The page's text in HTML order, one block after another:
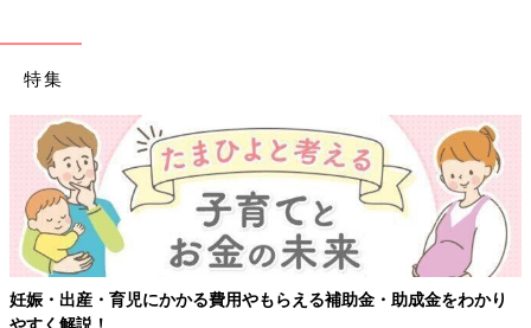
特集
【ワクチン接種できるものも】妊婦の感染症対策、知っておいて！